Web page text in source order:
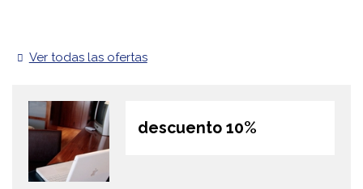
Ver todas las ofertas
descuento 10%